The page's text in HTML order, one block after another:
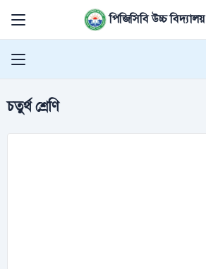
পিজিসিবি উচ্চ বিদ্যালয়
চতুর্থ শ্রেণি